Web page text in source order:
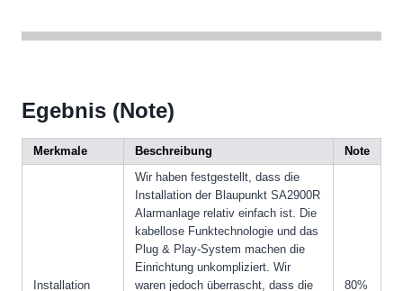
Egebnis (Note)
Merkmale Beschreibung Note
Installation
Wir haben festgestellt, dass die
Installation der Blaupunkt SA2900R
Alarmanlage relativ einfach ist. Die
kabellose Funktechnologie und das
Plug & Play-System machen die
Einrichtung unkompliziert. Wir
waren jedoch überrascht, dass die
80%